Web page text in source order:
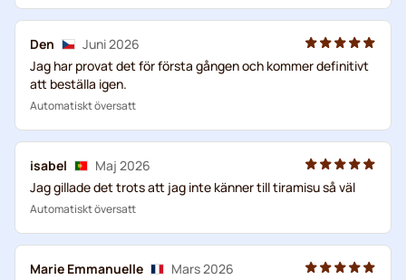
Den
Juni 2026
Jag har provat det för första gången och kommer definitivt
att beställa igen.
Automatiskt översatt
isabel
Maj 2026
Jag gillade det trots att jag inte känner till tiramisu så väl
Automatiskt översatt
Marie Emmanuelle
Mars 2026